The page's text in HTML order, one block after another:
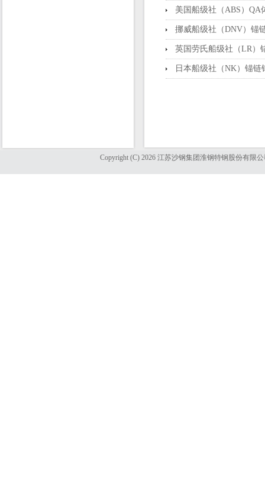
美国船级社（ABS）QA
挪威船级社（DNV）锚
英国劳氏船级社（LR）
日本船级社（NK）锚
Copyright (C) 2026 江苏沙钢集团淮钢特钢股份有限